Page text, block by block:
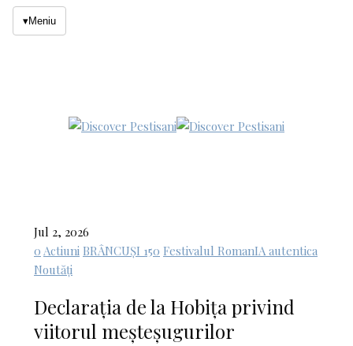
▾Meniu
Jul 2, 2026
0 Actiuni BRÂNCUȘI 150 Festivalul RomanIA autentica
Noutăți
Declarația de la Hobița privind
viitorul meșteșugurilor